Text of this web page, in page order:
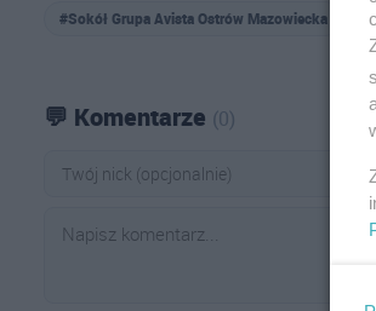
#Sokół Grupa Avista Ostrów Mazowiecka
💬 Komentarze (0)